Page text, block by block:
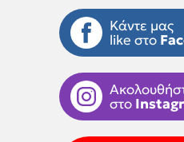
Κάντε μας
like στο
στο